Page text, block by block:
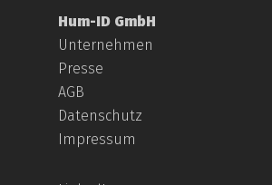
Hum-ID GmbH
Unternehmen
Presse
AGB
Datenschutz
Impressum